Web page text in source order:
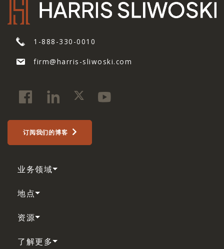
1-888-330-0010
firm@harris-sliwoski.com
订阅我们的博客
业务领域
地点
资源
了解更多